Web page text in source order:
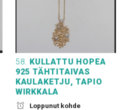
58. KULLATTU HOPEA
925 TÄHTITAIVAS
KAULAKETJU, TAPIO
WIRKKALA
Loppunut kohde